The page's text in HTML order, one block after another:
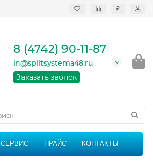
₽
кондиционеров в
области
График работы: 9:00 -
21:00 без перерыва и
8 (4742) 90-11-87
in@splitsystema48.ru
Заказать звонок
СЕРВИС ПРАЙС КОНТАКТЫ